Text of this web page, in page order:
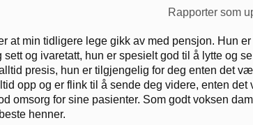
Rapporter som
at min tidligere lege gikk av med pensjon. Hun er
og ivaretatt, hun er spesielt god til å lytte og
presis, hun er tilgjengelig for deg enten det
opp og er flink til å sende deg videre, enten det
omsorg for sine pasienter. Som godt voksen
henner.